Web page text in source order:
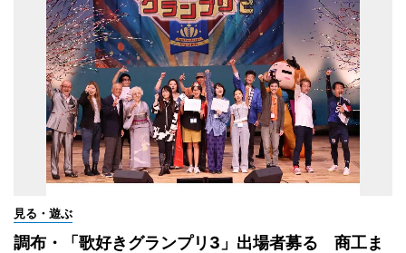
見る・遊ぶ
調布・「歌好きグランプリ3」出場者募る 商工ま